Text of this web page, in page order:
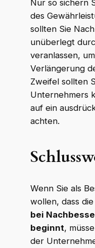
Nur so sichern
des
sollten Sie
unüberlegt
veranlassen,
Verlängerung
Zweifel sollten
Unternehmers
auf ein
achten.
Wenn Sie als
wollen, dass die
bei
beginnt,
der